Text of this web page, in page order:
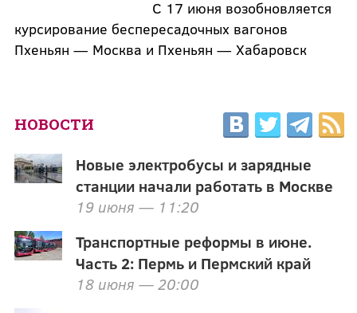
С 17 июня возобновляется
курсирование беспересадочных вагонов
Пхеньян — Москва и Пхеньян — Хабаровск
НОВОСТИ
Новые электробусы и зарядные
станции начали работать в Москве
19 июня — 11:20
Транспортные реформы в июне.
Часть 2: Пермь и Пермский край
18 июня — 20:00